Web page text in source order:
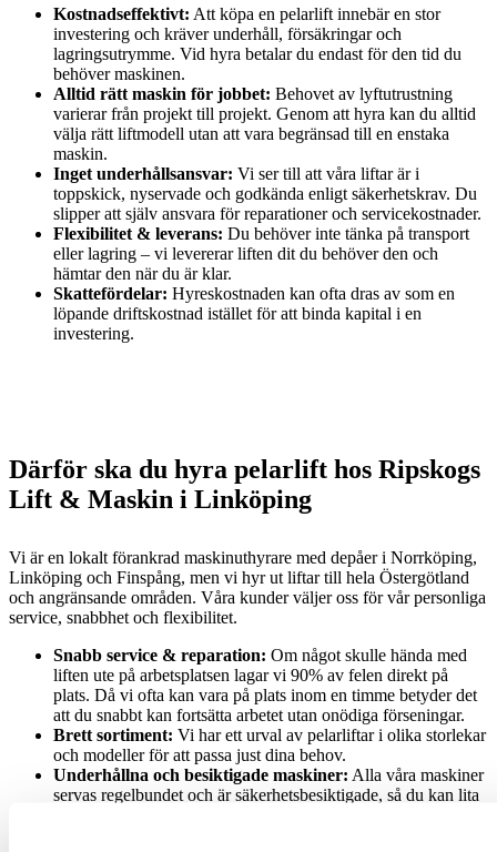
Kostnadseffektivt: Att köpa en pelarlift innebär en stor
investering och kräver underhåll, försäkringar och
lagringsutrymme. Vid hyra betalar du endast för den tid du
behöver maskinen.
Alltid rätt maskin för jobbet: Behovet av lyftutrustning
varierar från projekt till projekt. Genom att hyra kan du alltid
välja rätt liftmodell utan att vara begränsad till en enstaka
maskin.
Inget underhållsansvar: Vi ser till att våra liftar är i
toppskick, nyservade och godkända enligt säkerhetskrav. Du
slipper att själv ansvara för reparationer och servicekostnader.
Flexibilitet & leverans: Du behöver inte tänka på transport
eller lagring – vi levererar liften dit du behöver den och
hämtar den när du är klar.
Skattefördelar: Hyreskostnaden kan ofta dras av som en
löpande driftskostnad istället för att binda kapital i en
investering.
Därför ska du hyra pelarlift hos Ripskogs
Lift & Maskin i Linköping
Vi är en lokalt förankrad maskinuthyrare med depåer i Norrköping,
Linköping och Finspång, men vi hyr ut liftar till hela Östergötland
och angränsande områden. Våra kunder väljer oss för vår personliga
service, snabbhet och flexibilitet.
Snabb service & reparation: Om något skulle hända med
liften ute på arbetsplatsen lagar vi 90% av felen direkt på
plats. Då vi ofta kan vara på plats inom en timme betyder det
att du snabbt kan fortsätta arbetet utan onödiga förseningar.
Brett sortiment: Vi har ett urval av pelarliftar i olika storlekar
och modeller för att passa just dina behov.
Underhållna och besiktigade maskiner: Alla våra maskiner
servas regelbundet och är säkerhetsbesiktigade, så du kan lita